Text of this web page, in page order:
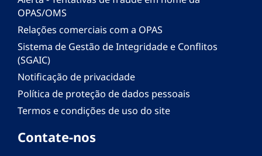
OPAS/OMS
Relações comerciais com a OPAS
Sistema de Gestão de Integridade e Conflitos
(SGAIC)
Notificação de privacidade
Política de proteção de dados pessoais
Termos e condições de uso do site
Contate-nos